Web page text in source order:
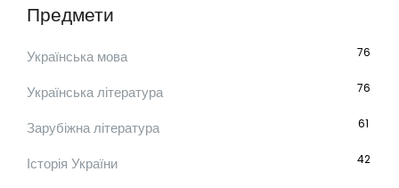
Предмети
Українська мова 76
Українська література 76
Зарубіжна література 61
Історія України 42